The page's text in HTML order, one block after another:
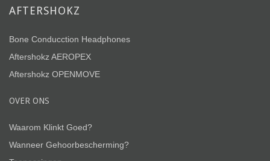
AFTERSHOKZ
Bone Conducction Headphones
Aftershokz AEROPEX
Aftershokz OPENMOVE
OVER ONS
Waarom Klinkt Goed?
Wanneer Gehoorbescherming?